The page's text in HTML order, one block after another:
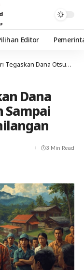
Editor
Papua, Jangan Sampai Rakyatnya yang Kehilangan
Dana
Sampai
3 Min Read